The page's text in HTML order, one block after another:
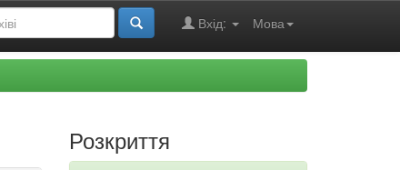
Мова
Вхід:
Розкриття